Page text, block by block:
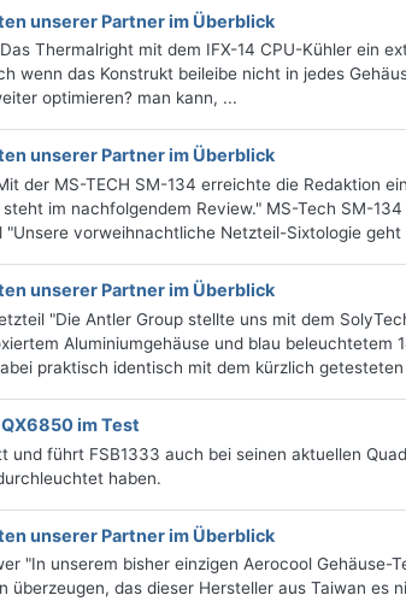
unserer Partner im Überblick
Thermalright mit dem IFX-14 CPU-Kühler ein
wenn das Konstrukt beileibe nicht in jedes
optimieren? man kann, ...
unserer Partner im Überblick
der MS-TECH SM-134 erreichte die Redaktion
im nachfolgendem Review." MS-Tech SM-
vorweihnachtliche Netzteil-Sixtologie geht
unserer Partner im Überblick
"Die Antler Group stellte uns mit dem
Aluminiumgehäuse und blau beleuchtetem
praktisch identisch mit dem kürzlich
im Test
führt FSB1333 auch bei seinen aktuellen
haben.
unserer Partner im Überblick
"In unserem bisher einzigen Aerocool Gehäuse-
überzeugen, das dieser Hersteller aus Taiwan es